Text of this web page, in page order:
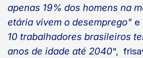
apenas 19% dos homens na
etária vivem o desemprego" e
10 trabalhadores brasileiros
anos de idade até 2040",